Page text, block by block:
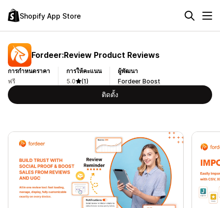
Shopify App Store
Fordeer:Review Product Reviews
การกำหนดราคา
ฟรี
การให้คะแนน
5.0
(1)
ผู้พัฒนา
Fordeer Boost
ติดตั้ง